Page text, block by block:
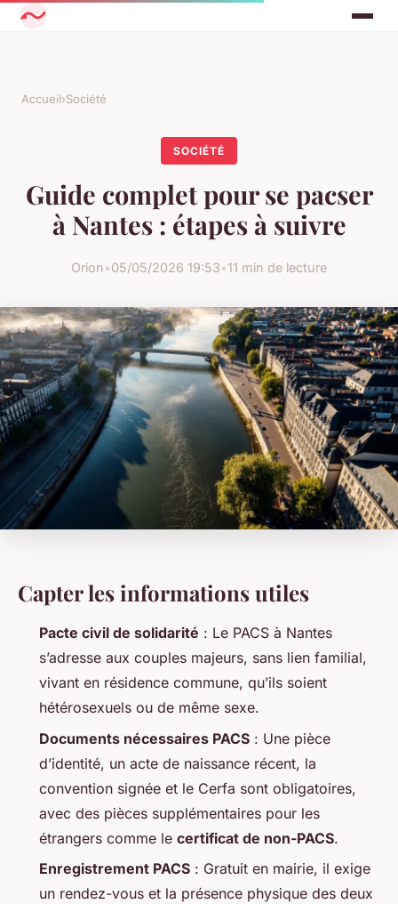
Accueil›Société
SOCIÉTÉ
Guide complet pour se pacser
à Nantes : étapes à suivre
Orion•05/05/2026 19:53•11 min de lecture
Capter les informations utiles
Pacte civil de solidarité : Le PACS à Nantes
s’adresse aux couples majeurs, sans lien familial,
vivant en résidence commune, qu’ils soient
hétérosexuels ou de même sexe.
Documents nécessaires PACS : Une pièce
d’identité, un acte de naissance récent, la
convention signée et le Cerfa sont obligatoires,
avec des pièces supplémentaires pour les
étrangers comme le certificat de non-PACS.
Enregistrement PACS : Gratuit en mairie, il exige
un rendez-vous et la présence physique des deux